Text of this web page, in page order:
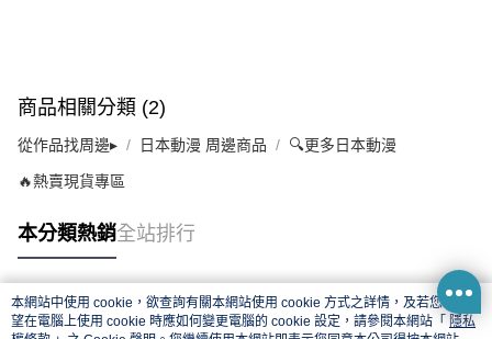
商品相關分類 (2)
從作品找周邊▸ 日本動漫 周邊商品 🔍更多日本動漫
🔥熱賣現貨專區
本分類熱銷全站排行
熱門標籤
本網站中使用 cookie，欲查詢有關本網站使用 cookie 方式之詳情，及若您不希
望在電腦上使用 cookie 時應如何變更電腦的 cookie 設定，請參閱本網站「 隱私